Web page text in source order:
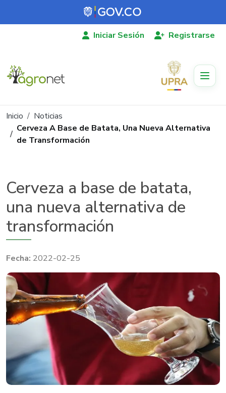
Pasar al contenido principal
Iniciar Sesión Registrarse
Ruta de navegación
Inicio
Noticias
Cerveza A Base de Batata, Una Nueva Alternativa
de Transformación
Cerveza a base de batata,
una nueva alternativa de
transformación
2022-02-25